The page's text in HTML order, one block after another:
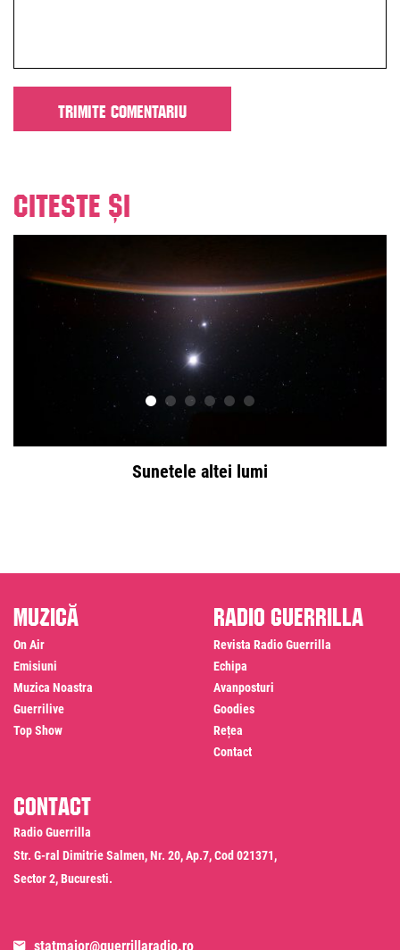
Citeste și
Sunetele altei lumi
Muzică
On Air
Emisiuni
Muzica Noastra
Guerrilive
Top Show
Radio Guerrilla
Revista Radio Guerrilla
Echipa
Avanposturi
Goodies
Rețea
Contact
Contact
Radio Guerrilla
Str. G-ral Dimitrie Salmen, Nr. 20, Ap.7, Cod 021371,
Sector 2, Bucuresti.
statmajor@guerrillaradio.ro